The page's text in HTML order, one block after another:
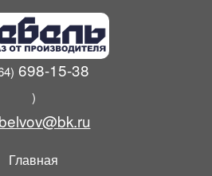
ширина х 150 высота х 318
* расстояние между
262
16 мм.
698-15-38
)
Главная